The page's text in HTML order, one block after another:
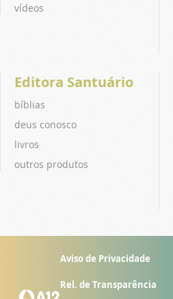
vídeos
Editora Santuário
bíblias
deus conosco
livros
outros produtos
Aviso de Privacidade
Rel. de Transparência